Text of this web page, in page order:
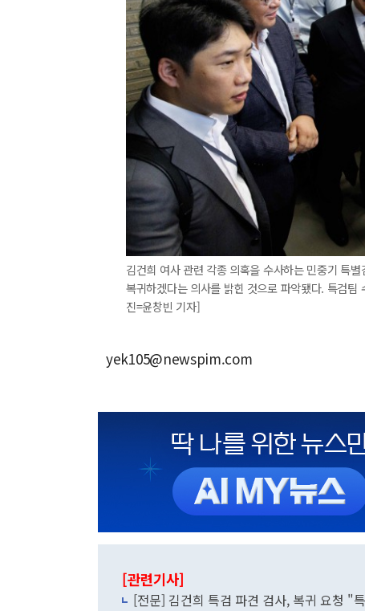
김건희 여사 관련 각종 의혹을 수사하는 민중기 특
복귀하겠다는 의사를 밝힌 것으로 파악됐다. 특검
진=윤창빈 기자]
yek105@newspim.com
[관련기사]
[전문] 김건희 특검 파견 검사, 복귀 요청 "